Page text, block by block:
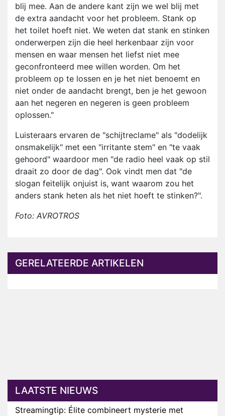
blij mee. Aan de andere kant zijn we wel blij met
de extra aandacht voor het probleem. Stank op
het toilet hoeft niet. We weten dat stank en stinken
onderwerpen zijn die heel herkenbaar zijn voor
mensen en waar mensen het liefst niet mee
geconfronteerd mee willen worden. Om het
probleem op te lossen en je het niet benoemt en
niet onder de aandacht brengt, ben je het gewoon
aan het negeren en negeren is geen probleem
oplossen."
Luisteraars ervaren de "schijtreclame" als "dodelijk
onsmakelijk" met een "irritante stem" en "te vaak
gehoord" waardoor men "de radio heel vaak op stil
draait zo door de dag". Ook vindt men dat "de
slogan feitelijk onjuist is, want waarom zou het
anders stank heten als het niet hoeft te stinken?".
Foto: AVROTROS
GERELATEERDE ARTIKELEN
LAATSTE NIEUWS
Streamingtip: Élite combineert mysterie met